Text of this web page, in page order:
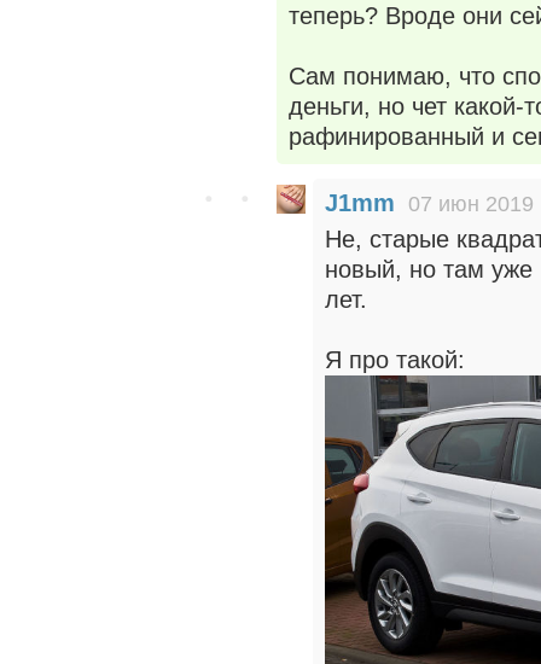
теперь? Вроде они
Сам понимаю, что
деньги, но чет
рафинированный и
J1mm 07 июн 2019
Не, старые
новый, но там уже
лет.
Я про такой: